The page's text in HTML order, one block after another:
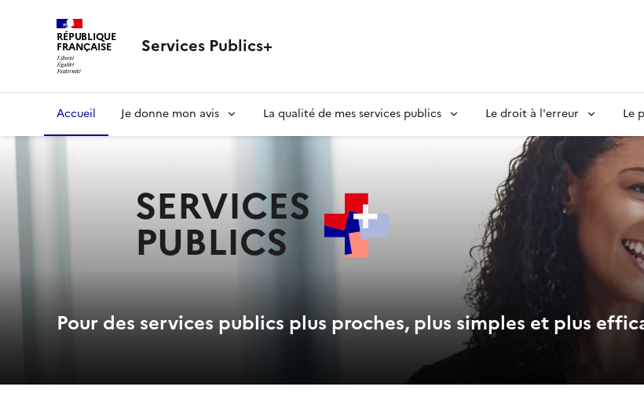
RÉPUBLIQUE
FRANÇAISE Services Publics+
principaleAccueil Je donne mon avis La qualité de mes services publics Le droit à l'erreur Le
SERVICES
PUBLICS
Pour des services publics plus proches, plus simples et plus